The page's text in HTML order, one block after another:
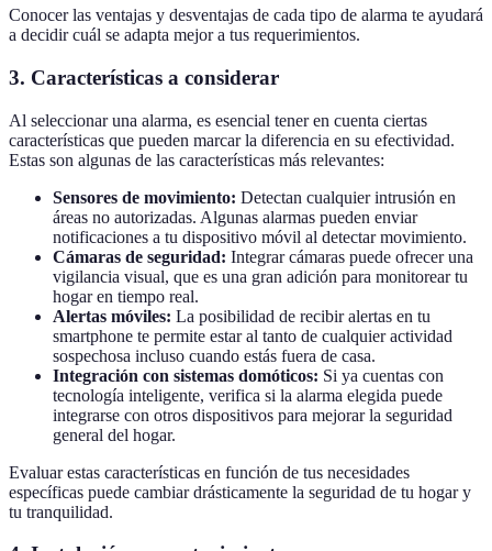
Conocer las ventajas y desventajas de cada tipo de alarma te ayudará
a decidir cuál se adapta mejor a tus requerimientos.
3. Características a considerar
Al seleccionar una alarma, es esencial tener en cuenta ciertas
características que pueden marcar la diferencia en su efectividad.
Estas son algunas de las características más relevantes:
Sensores de movimiento: Detectan cualquier intrusión en
áreas no autorizadas. Algunas alarmas pueden enviar
notificaciones a tu dispositivo móvil al detectar movimiento.
Cámaras de seguridad: Integrar cámaras puede ofrecer una
vigilancia visual, que es una gran adición para monitorear tu
hogar en tiempo real.
Alertas móviles: La posibilidad de recibir alertas en tu
smartphone te permite estar al tanto de cualquier actividad
sospechosa incluso cuando estás fuera de casa.
Integración con sistemas domóticos: Si ya cuentas con
tecnología inteligente, verifica si la alarma elegida puede
integrarse con otros dispositivos para mejorar la seguridad
general del hogar.
Evaluar estas características en función de tus necesidades
específicas puede cambiar drásticamente la seguridad de tu hogar y
tu tranquilidad.